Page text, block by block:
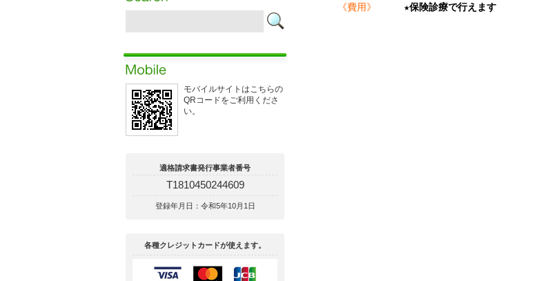
《費用》 ★保険診療で行えます
モバイルサイトはこちらの
QRコードをご利用くださ
い。
適格請求書発行事業者番号
T1810450244609
登録年月日：令和5年10月1日
各種クレジットカードが使えます。